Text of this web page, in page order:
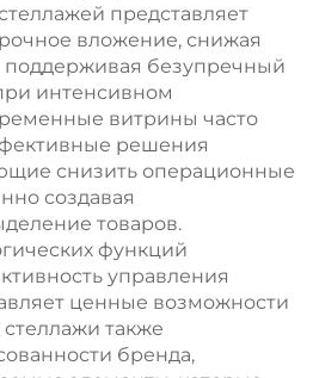
представляет
вложение, снижая
поддерживая безупречный
интенсивном
витрины часто
решения
снизить операционные
создавая
товаров.
функций
управления
ценные возможности
также
бренда,